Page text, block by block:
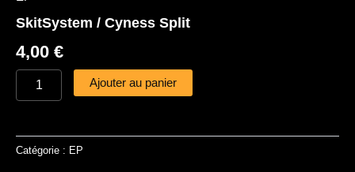
SkitSystem / Cyness Split
4,00 €
Ajouter au panier
Catégorie : EP